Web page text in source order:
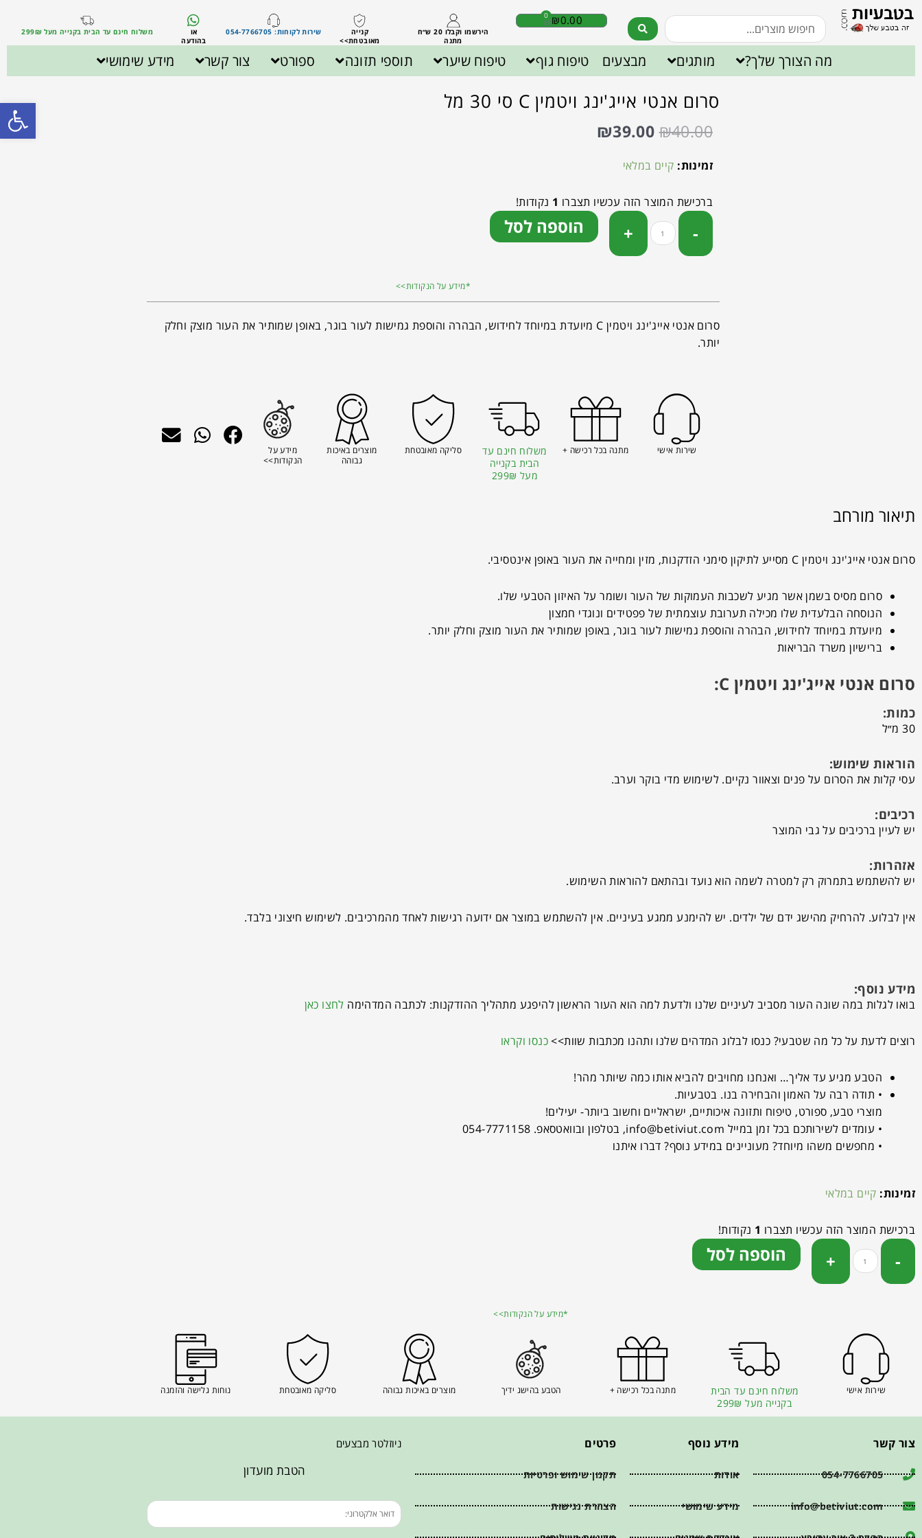
₪0.00
0
הירשמו וקבלו 20 ש״ח
מתנה
קנייה
מאובטחת>>
שירות לקוחות: 054-7766705
או
בהודעה
משלוח חינם עד הבית בקנייה מעל 299₪
מה הצורך שלך? מותגים מבצעים טיפוח גוף טיפוח שיער תוספי תזונה ספורט צור קשר מידע שימושי
סרום אנטי אייג'ינג ויטמין C סי 30 מל
₪40.00
₪39.00
זמינות: קיים במלאי
ברכישת המוצר הזה עכשיו תצברו 1 נקודות!
הוספה לסל
*מידע על הנקודות>>
סרום אנטי אייג'ינג ויטמין C מיועדת במיוחד לחידוש, הבהרה והוספת גמישות לעור בוגר, באופן שמותיר את העור מוצק וחלק
יותר.
שירות אישי מתנה בכל רכישה +
משלוח חינם עד
הבית בקנייה
מעל 299₪
סליקה מאובטחת
מוצרים באיכות
גבוהה
מידע על
הנקודות>>
תיאור מורחב
סרום אנטי אייג'ינג ויטמין C מסייע לתיקון סימני הזדקנות, מזין ומחייה את העור באופן אינטסיבי.
סרום מסיס בשמן אשר מגיע לשכבות העמוקות של העור ושומר על האיזון הטבעי שלו.
הנוסחה הבלעדית שלו מכילה תערובת עוצמתית של פפטידים ונוגדי חמצון
מיועדת במיוחד לחידוש, הבהרה והוספת גמישות לעור בוגר, באופן שמותיר את העור מוצק וחלק יותר.
ברישיון משרד הבריאות
סרום אנטי אייג'ינג ויטמין C:
כמות:
30 מ״ל
הוראות שימוש:
עסי קלות את הסרום על פנים וצאוור נקיים. לשימוש מדי בוקר וערב.
רכיבים:
יש לעיין ברכיבים על גבי המוצר
אזהרות:
יש להשתמש בתמרוק רק למטרה לשמה הוא נועד ובהתאם להוראות השימוש.
אין לבלוע. להרחיק מהישג ידם של ילדים. יש להימנע ממגע בעיניים. אין להשתמש במוצר אם ידועה רגישות לאחד מהמרכיבים. לשימוש חיצוני בלבד.
מידע נוסף:
בואו לגלות במה שונה העור מסביב לעיניים שלנו ולדעת למה הוא העור הראשון להיפגע מתהליך ההזדקנות: לכתבה המדהימה לחצו כאן
רוצים לדעת על כל מה שטבעי? כנסו לבלוג המדהים שלנו ותהנו מכתבות שוות>>כנסו וקראו
הטבע מגיע עד אליך… ואנחנו מחויבים להביא אותו כמה שיותר מהר!
• תודה רבה על האמון והבחירה בנו. בטבעיות.
מוצרי טבע, ספורט, טיפוח ותזונה איכותיים, ישראליים וחשוב ביותר- יעילים!
• עומדים לשירותכם בכל זמן במייל info@betiviut.com, בטלפון ובוואטסאפ. 054-7771158
• מחפשים משהו מיוחד? מעוניינים במידע נוסף? דברו איתנו
זמינות: קיים במלאי
ברכישת המוצר הזה עכשיו תצברו 1 נקודות!
הוספה לסל
*מידע על הנקודות>>
שירות אישי
משלוח חינם עד הבית
בקנייה מעל 299₪
מתנה בכל רכישה + הטבע בהישג ידיך מוצרים באיכות גבוהה סליקה מאובטחת נוחות גלישה והזמנה
צור קשר
054-7766705
info@betiviut.com
מידע נוסף
אודות
מידע שימושי
פרטים
תקנון שימוש ופרטיות
הצהרת נגישות
ניוזלטר מבצעים
הטבת מועדון
פתח